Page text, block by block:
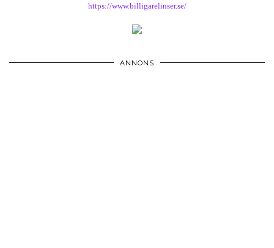
https://www.billigarelinser.se/
ANNONS